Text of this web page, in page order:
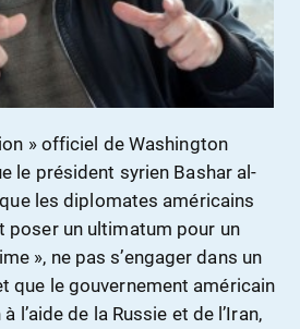
» officiel de Washington
le président syrien Bashar al-
les diplomates américains
poser un ultimatum pour un
», ne pas s’engager dans un
que le gouvernement américain
de la Russie et de l’Iran,